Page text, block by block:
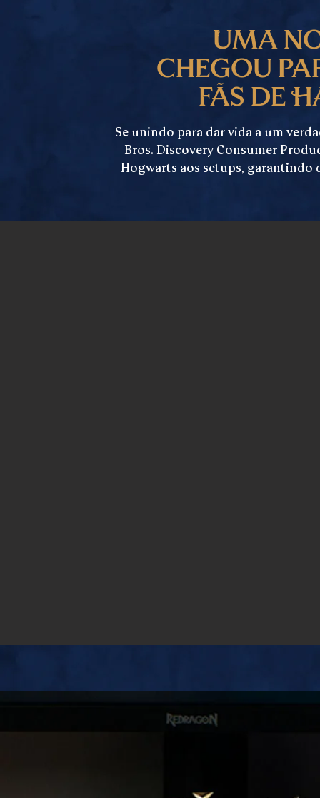
Uma
chegou
fãs de
Se unindo para dar vida a um
Bros. Discovery Consumer
Hogwarts aos setups, garantindo